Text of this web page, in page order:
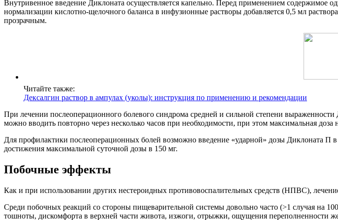
Внутривенное введение Диклоната осуществляется капельно. Перед применением содержимое
нормализации кислотно-щелочного баланса в инфузионные растворы добавляется 0,5 мл
прозрачным.
Читайте также:
Дексалгин раствор в ампулах (уколы): инструкция по применению и рекомендации
При лечении послеоперационного болевого синдрома средней и сильной степени
можно вводить повторно через несколько часов при необходимости, при этом максимальная
Для профилактики послеоперационных болей возможно введение «ударной» дозы Диклоната П
достижения максимальной суточной дозы в 150 мг.
Побочные эффекты
Как и при использовании других нестероидных противовоспалительных средств (НПВС),
Среди побочных реакций со стороны пищеварительной системы довольно часто (>1 случая на
тошноты, дискомфорта в верхней части живота, изжоги, отрыжки, ощущения переполненности